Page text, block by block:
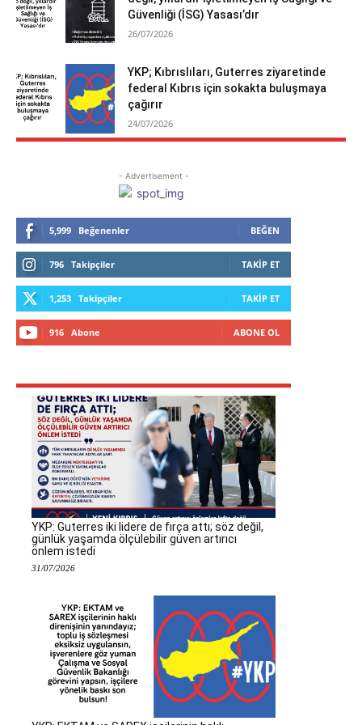
Güvenliği (İSG) Yasası’dır
26/07/2026
YKP; Kıbrıslıları, Guterres ziyaretinde
federal Kıbrıs için sokakta buluşmaya
çağırır
24/07/2026
- Advertisement -
5,999 Beğenenler BEĞEN
796 Takipçiler TAKIP ET
1,253 Takipçiler TAKIP ET
916 Abone ABONE OL
YKP: Guterres iki lidere de fırça attı; söz değil,
günlük yaşamda ölçülebilir güven artırıcı
önlem istedi
31/07/2026